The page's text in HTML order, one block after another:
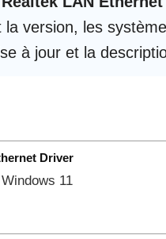
la version, les
à jour et la
Driver
Windows 11